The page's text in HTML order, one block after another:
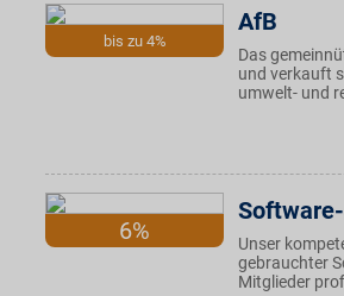
bis zu 4%
AfB
Das
und verkauft
umwelt- und
6%
Unser
gebrauchter
Mitglieder